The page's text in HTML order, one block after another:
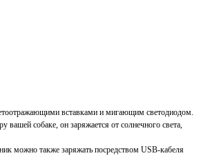
вставками и мигающим светодиодом.
вашей собаке, он заряжается от солнечного света,
можно также заряжать посредством USB-кабеля